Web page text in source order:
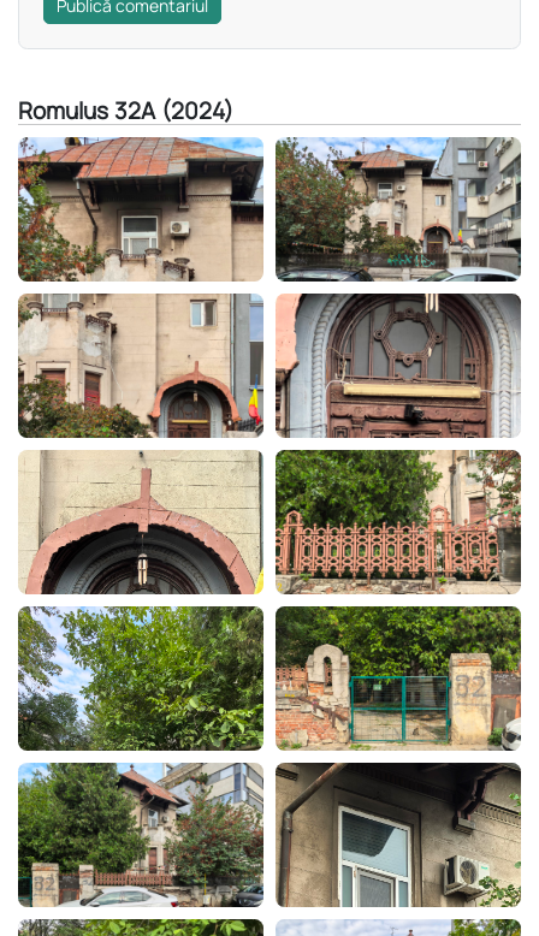
Publică comentariul
Romulus 32A (2024)